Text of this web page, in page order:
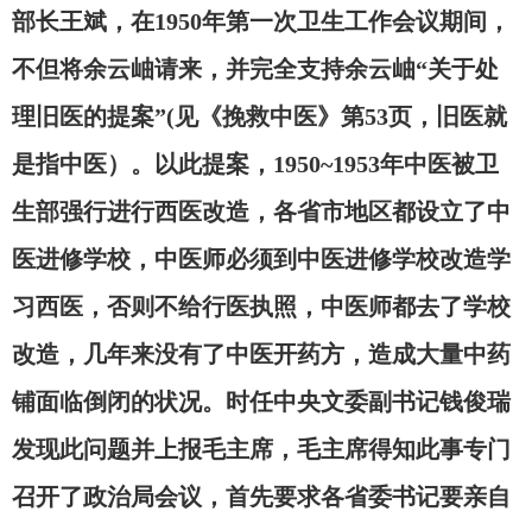
部长王斌，在1950年第一次卫生工作会议期间，
不但将余云岫请来，并完全支持余云岫“关于处
理旧医的提案”(见《挽救中医》第53页，旧医就
是指中医）。以此提案，1950~1953年中医被卫
生部强行进行西医改造，各省市地区都设立了中
医进修学校，中医师必须到中医进修学校改造学
习西医，否则不给行医执照，中医师都去了学校
改造，几年来没有了中医开药方，造成大量中药
铺面临倒闭的状况。时任中央文委副书记钱俊瑞
发现此问题并上报毛主席，毛主席得知此事专门
召开了政治局会议，首先要求各省委书记要亲自